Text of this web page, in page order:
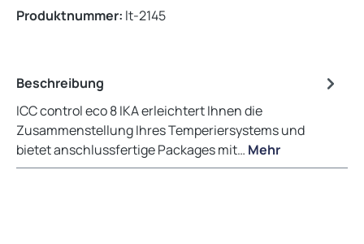
Produktnummer: lt-2145
Beschreibung
ICC control eco 8 IKA erleichtert Ihnen die
Zusammenstellung Ihres Temperiersystems und
bietet anschlussfertige Packages mit… Mehr